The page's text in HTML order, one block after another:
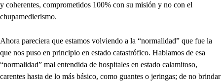
y coherentes, comprometidos 100% con su misión y no con el
chupamedierismo.
Ahora pareciera que estamos volviendo a la “normalidad” que fue la
que nos puso en principio en estado catastrófico. Hablamos de esa
“normalidad” mal entendida de hospitales en estado calamitoso,
carentes hasta de lo más básico, como guantes o jeringas; de no brindar